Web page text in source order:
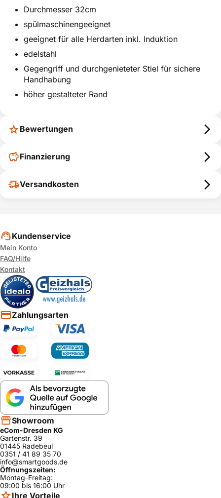
Durchmesser 32cm
spülmaschinengeeignet
geeignet für alle Herdarten inkl. Induktion
edelstahl
Gegengriff und durchgenieteter Stiel für sichere
Handhabung
höher gestalteter Rand
Bewertungen
Finanzierung
Versandkosten
Kundenservice
Mein Konto
FAQ/Hilfe
Kontakt
Zahlungsarten
Showroom
eCom-Dresden KG
Gartenstr. 39
01445 Radebeul
0351 / 41 89 35 70
info@smartgoods.de
Öffnungszeiten:
Montag-Freitag:
09:00 bis 16:00 Uhr
Ihre Vorteile